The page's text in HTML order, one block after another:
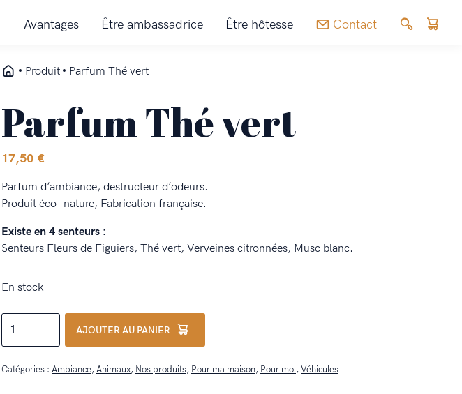
Avantages Être ambassadrice Être hôtesse Contact
Produit Parfum Thé vert
Parfum Thé vert
17,50 €
Parfum d’ambiance, destructeur d’odeurs.
Produit éco- nature, Fabrication française.
Existe en 4 senteurs :
Senteurs Fleurs de Figuiers, Thé vert, Verveines citronnées, Musc blanc.
En stock
quantité
Thé
AJOUTER AU PANIER
Catégories : Ambiance,Animaux, Nos produits, Pour ma maison, Pour moi,Véhicules